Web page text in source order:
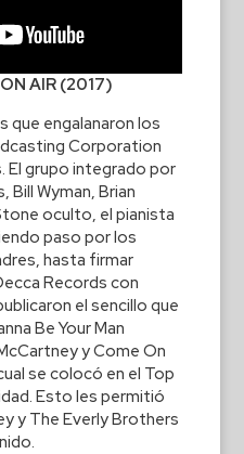
AIR (2017)
que engalanaron los
Corporation
El grupo integrado por
Bill Wyman, Brian
oculto, el pianista
paso por los
hasta firmar
Records con
el sencillo que
Be Your Man
y Come On
se colocó en el Top
Esto les permitió
y The Everly Brothers